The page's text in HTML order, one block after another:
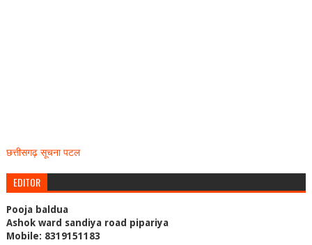
छत्तीसगढ़ सूचना पटल
EDITOR
Pooja baldua
Ashok ward sandiya road pipariya
Mobile: 8319151183